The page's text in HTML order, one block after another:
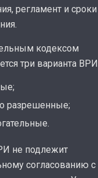
регламент и сроки
кодексом
три варианта
разрешенные;
не подлежит
согласованию с